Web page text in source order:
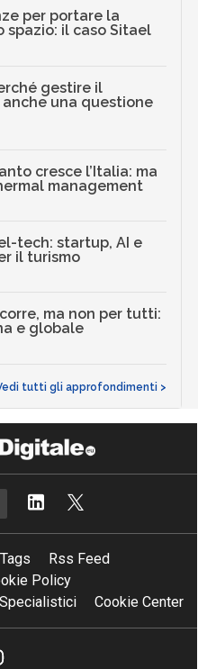
per portare la
spazio: il caso Sitael
gestire il
una questione
cresce l’Italia: ma
management
tech: startup, AI e
il turismo
corre, ma non per tutti:
e globale
tutti gli approfondimenti >
Tags
Rss Feed
Policy
Cookie Center